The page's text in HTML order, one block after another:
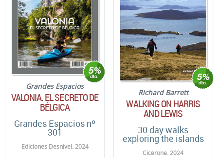
Grandes Espacios
VALONIA. EL SECRETO DE
BÉLGICA
Grandes Espacios nº
301
Ediciones Desnivel. 2024
Richard Barrett
WALKING ON HARRIS
AND LEWIS
30 day walks
exploring the islands
Cicerone. 2024